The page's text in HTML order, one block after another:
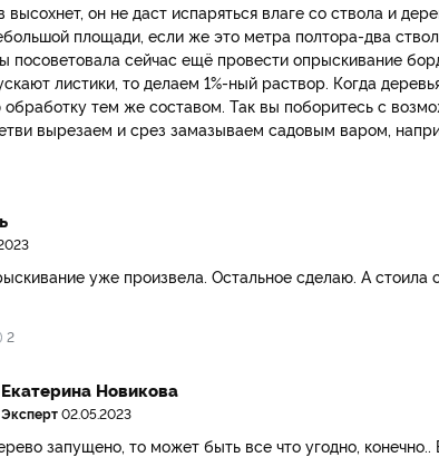
высохнет, он не даст испаряться влаге со ствола и
площади, если же это метра полтора-два
посоветовала сейчас ещё провести опрыскивание
листики, то делаем 1%-ный раствор. Когда
обработку тем же составом. Так вы поборитесь с
вырезаем и срез замазываем садовым варом,
уже произвела. Остальное сделаю. А стоила
2
Екатерина Новикова
Эксперт02.05.2023
запущено, то может быть все что угодно,